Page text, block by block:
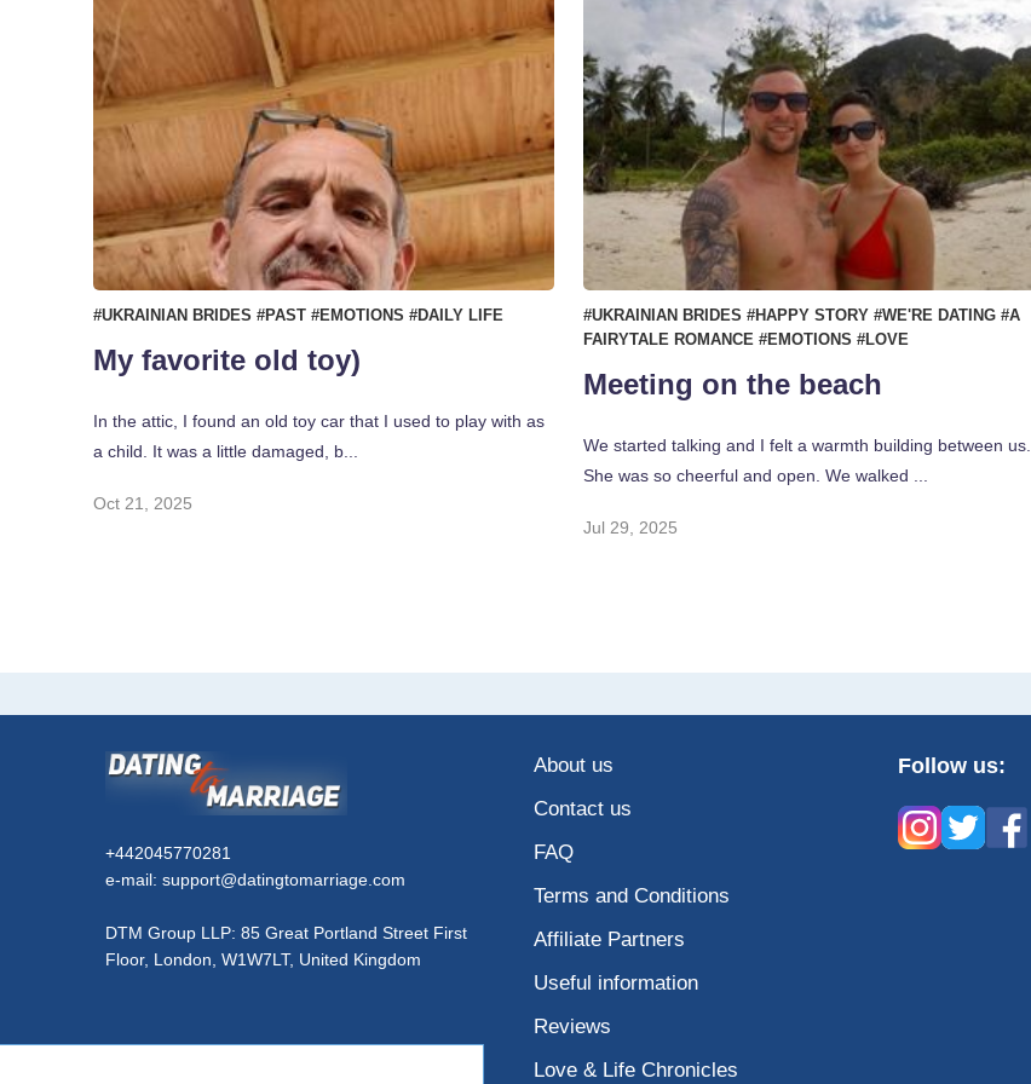
#UKRAINIAN BRIDES #PAST #EMOTIONS #DAILY LIFE
My favorite old toy)
In the attic, I found an old toy car that I used to play with as
a child. It was a little damaged, b...
Oct 21, 2025
#UKRAINIAN BRIDES #HAPPY STORY #WE'RE DATING #A
FAIRYTALE ROMANCE #EMOTIONS #LOVE
Meeting on the beach
We started talking and I felt a warmth building between us.
She was so cheerful and open. We walked ...
Jul 29, 2025
About us
Contact us
FAQ
Terms and Conditions
Affiliate Partners
Useful information
Reviews
Love & Life Chronicles
Follow us:
+442045770281
e-mail: support@datingtomarriage.com
DTM Group LLP: 85 Great Portland Street First
Floor, London, W1W7LT, United Kingdom